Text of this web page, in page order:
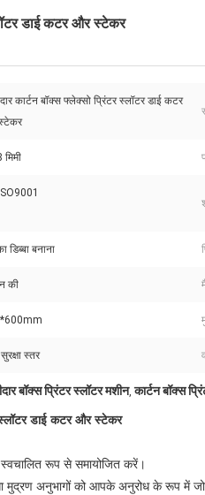
डाई कटर और स्टेकर
कार्टन बॉक्स फ्लेक्सो प्रिंटर स्लॉटर डाई कटर
डिब्बा बनाना
की
स्तर
बॉक्स प्रिंटर स्लॉटर मशीन,कार्टन बॉक्स
स्लॉटर डाई कटर और स्टेकर
रूप से समायोजित करें।
मुद्रण अनुभागों को आपके अनुरोध के रूप में